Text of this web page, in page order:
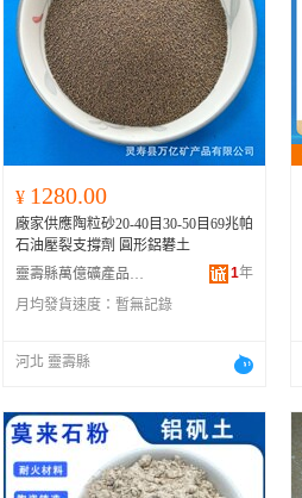
¥ 1280.00
廠家供應陶粒砂20-40目30-50目69兆帕
石油壓裂支撐劑 圓形鋁礬土
靈壽縣萬億礦產品有限公司
1年
月均發貨速度： 暫無記錄
河北 靈壽縣